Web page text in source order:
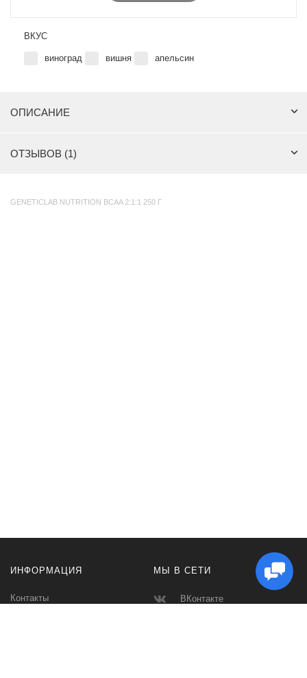
ВКУС
виноград вишня апельсин
ОПИСАНИЕ
ОТЗЫВОВ (1)
GENETICLAB NUTRITION BCAA 2:1:1 250 Г
ИНФОРМАЦИЯ
Контакты
МЫ В СЕТИ
ВКонтакте